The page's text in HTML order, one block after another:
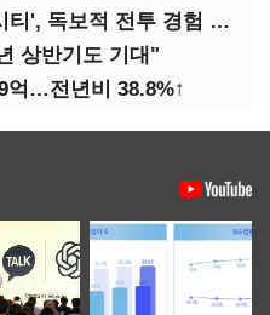
(지스타2025)엔씨 '신더시티', 독보적 전투 경험 필요
상반기도 기대"
억…전년비 38.8%↑